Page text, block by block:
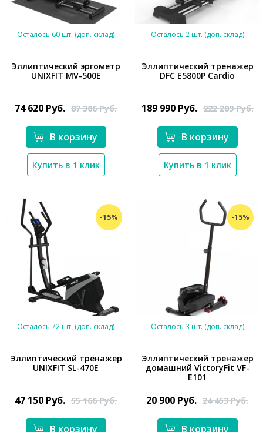
Осталось 60 шт. (доп. склад)
Эллиптический эргометр
UNIXFIT MV-500E
74 620 Руб. 87 306Руб.
В корзину
Купить в 1 клик
Осталось 2 шт. (доп. склад)
Эллиптический тренажер
DFC E5800P Cardio
189 990 Руб. 222 289Руб.
В корзину
Купить в 1 клик
-15%
Осталось 72 шт. (доп. склад)
Эллиптический тренажер
UNIXFIT SL-470E
47 150 Руб. 55 166Руб.
В корзину
-15%
*}
Осталось 3 шт. (доп. склад)
Эллиптический тренажер
домашний VictoryFit VF-
E101
20 900 Руб. 24 453Руб.
В корзину